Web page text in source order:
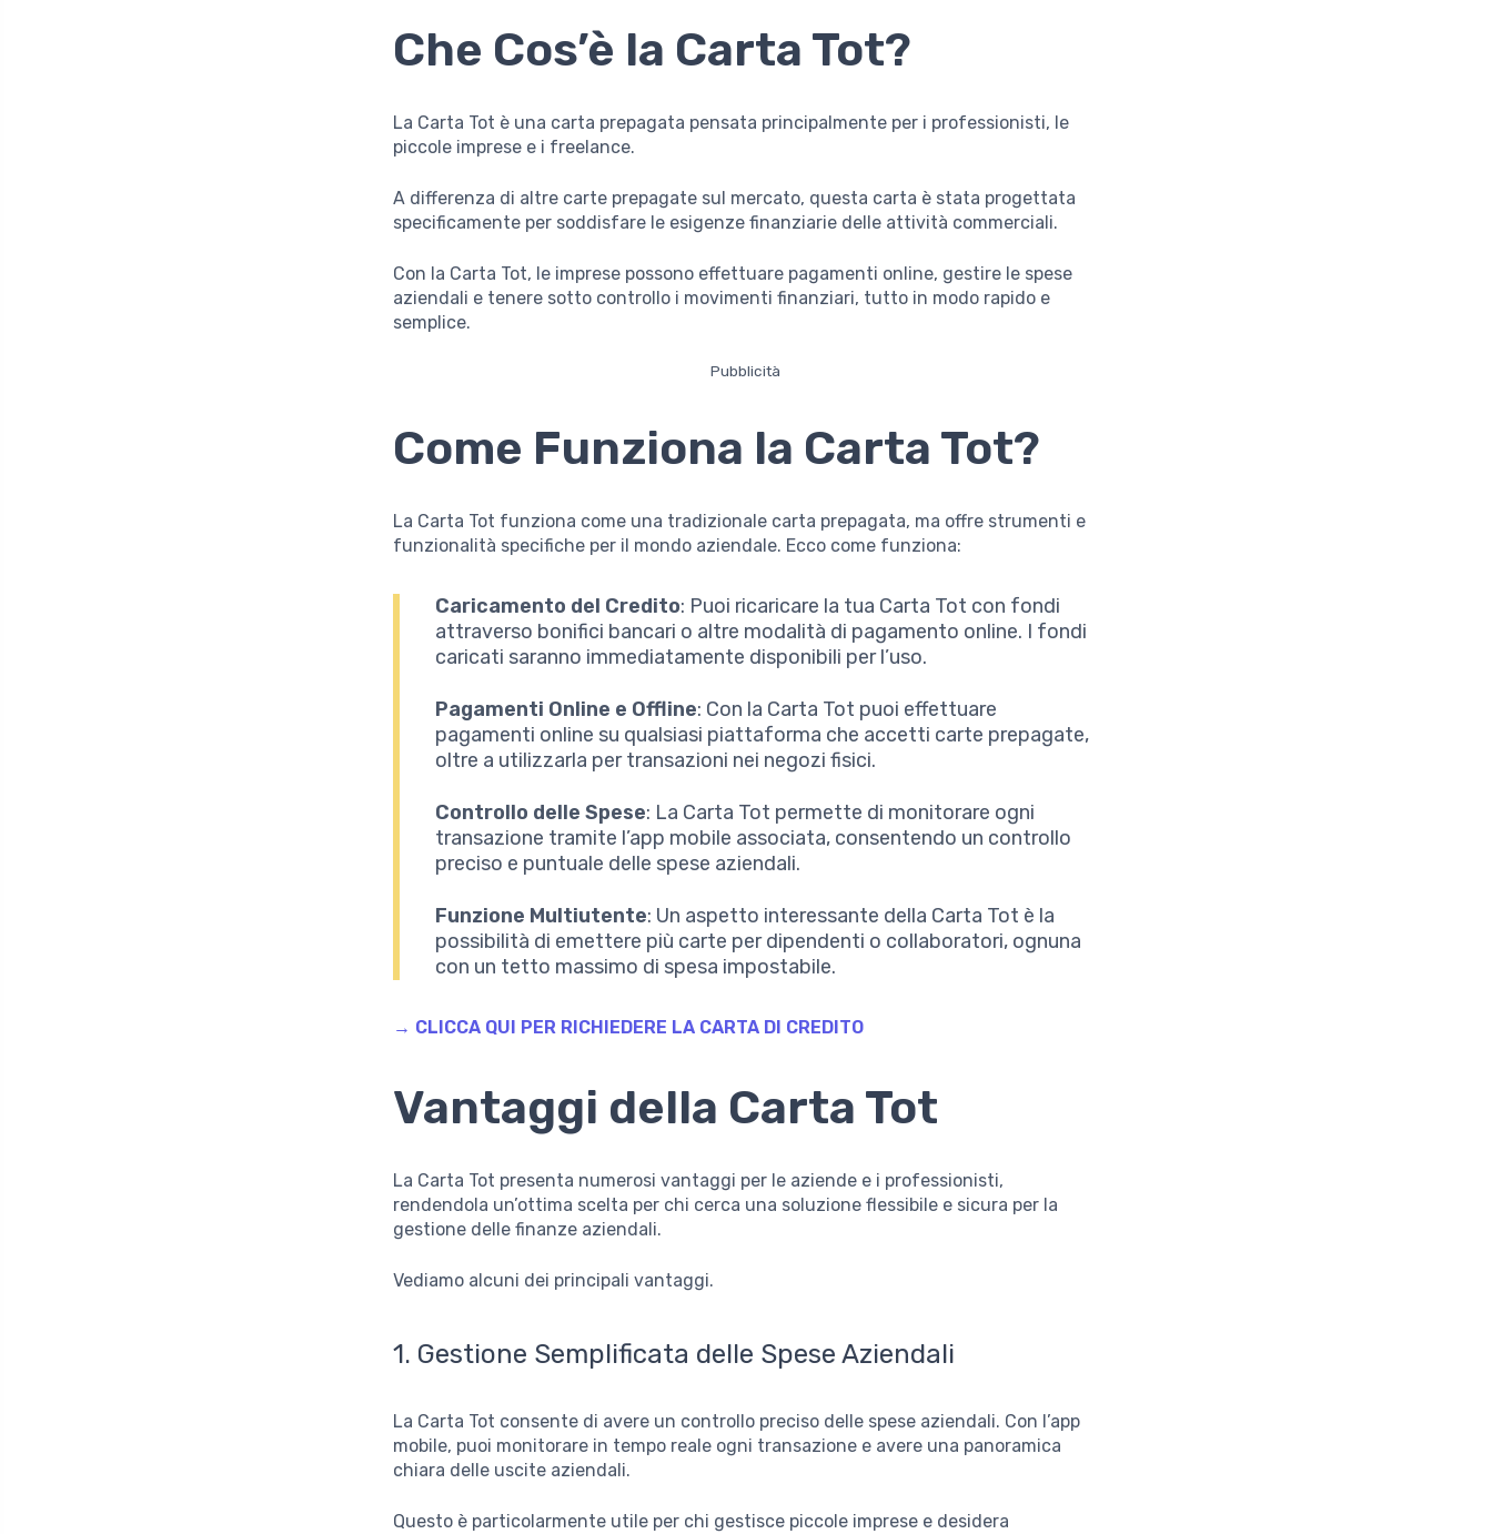
Che Cos’è la Carta Tot?
La Carta Tot è una carta prepagata pensata principalmente per i professionisti, le
piccole imprese e i freelance.
A differenza di altre carte prepagate sul mercato, questa carta è stata progettata
specificamente per soddisfare le esigenze finanziarie delle attività commerciali.
Con la Carta Tot, le imprese possono effettuare pagamenti online, gestire le spese
aziendali e tenere sotto controllo i movimenti finanziari, tutto in modo rapido e
semplice.
Pubblicità
Come Funziona la Carta Tot?
La Carta Tot funziona come una tradizionale carta prepagata, ma offre strumenti e
funzionalità specifiche per il mondo aziendale. Ecco come funziona:
Caricamento del Credito: Puoi ricaricare la tua Carta Tot con fondi
attraverso bonifici bancari o altre modalità di pagamento online. I fondi
caricati saranno immediatamente disponibili per l’uso.
Pagamenti Online e Offline: Con la Carta Tot puoi effettuare
pagamenti online su qualsiasi piattaforma che accetti carte prepagate,
oltre a utilizzarla per transazioni nei negozi fisici.
Controllo delle Spese: La Carta Tot permette di monitorare ogni
transazione tramite l’app mobile associata, consentendo un controllo
preciso e puntuale delle spese aziendali.
Funzione Multiutente: Un aspetto interessante della Carta Tot è la
possibilità di emettere più carte per dipendenti o collaboratori, ognuna
con un tetto massimo di spesa impostabile.
→ CLICCA QUI PER RICHIEDERE LA CARTA DI CREDITO
Vantaggi della Carta Tot
La Carta Tot presenta numerosi vantaggi per le aziende e i professionisti,
rendendola un’ottima scelta per chi cerca una soluzione flessibile e sicura per la
gestione delle finanze aziendali.
Vediamo alcuni dei principali vantaggi.
1. Gestione Semplificata delle Spese Aziendali
La Carta Tot consente di avere un controllo preciso delle spese aziendali. Con l’app
mobile, puoi monitorare in tempo reale ogni transazione e avere una panoramica
chiara delle uscite aziendali.
Questo è particolarmente utile per chi gestisce piccole imprese e desidera